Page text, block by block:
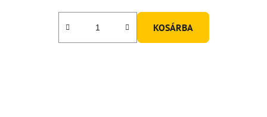
KOSÁRBA